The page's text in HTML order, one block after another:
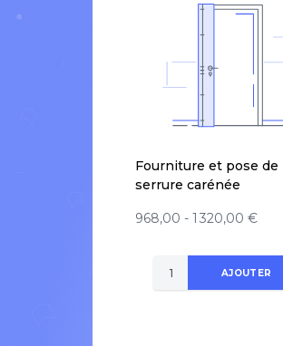
Fourniture et pose de
serrure carénée
968,00 - 1 320,00 €
AJOUTER